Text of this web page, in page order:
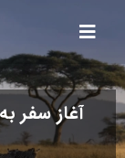
آغاز سفر